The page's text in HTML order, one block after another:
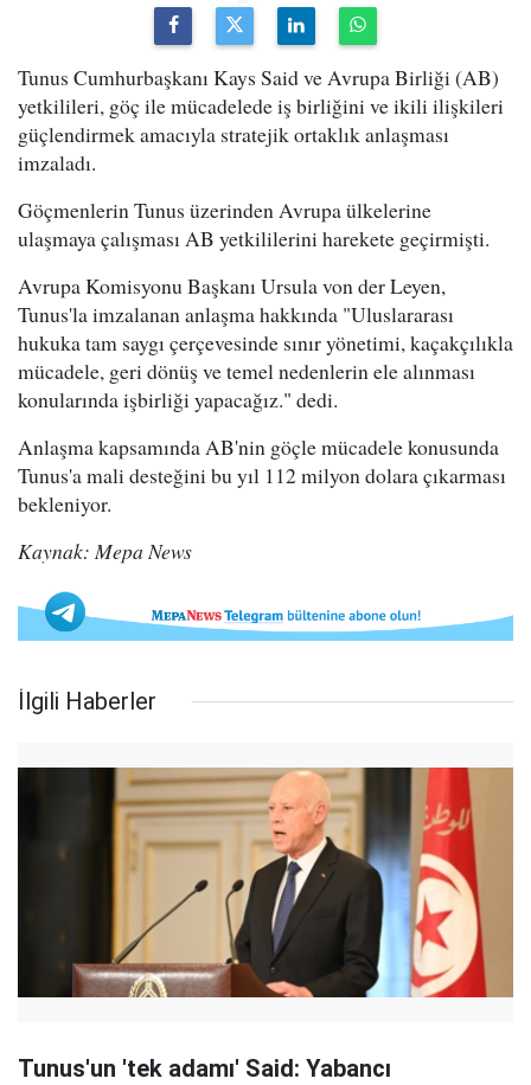
Tunus Cumhurbaşkanı Kays Said ve Avrupa Birliği (AB)
yetkilileri, göç ile mücadelede iş birliğini ve ikili ilişkileri
güçlendirmek amacıyla stratejik ortaklık anlaşması
imzaladı.
Göçmenlerin Tunus üzerinden Avrupa ülkelerine
ulaşmaya çalışması AB yetkililerini harekete geçirmişti.
Avrupa Komisyonu Başkanı Ursula von der Leyen,
Tunus'la imzalanan anlaşma hakkında "Uluslararası
hukuka tam saygı çerçevesinde sınır yönetimi, kaçakçılıkla
mücadele, geri dönüş ve temel nedenlerin ele alınması
konularında işbirliği yapacağız." dedi.
Anlaşma kapsamında AB'nin göçle mücadele konusunda
Tunus'a mali desteğini bu yıl 112 milyon dolara çıkarması
bekleniyor.
Kaynak: Mepa News
İlgili Haberler
Tunus'un 'tek adamı' Said: Yabancı